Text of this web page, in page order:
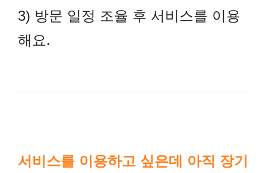
3) 방문 일정 조율 후 서비스를 이용
해요.
서비스를 이용하고 싶은데 아직 장기